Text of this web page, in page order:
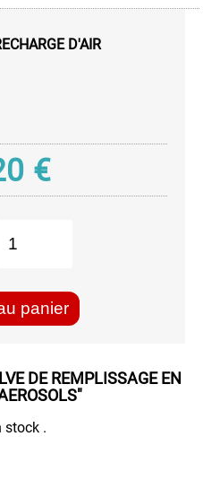
D'AIR
€
panier
DE REMPLISSAGE EN
stock .